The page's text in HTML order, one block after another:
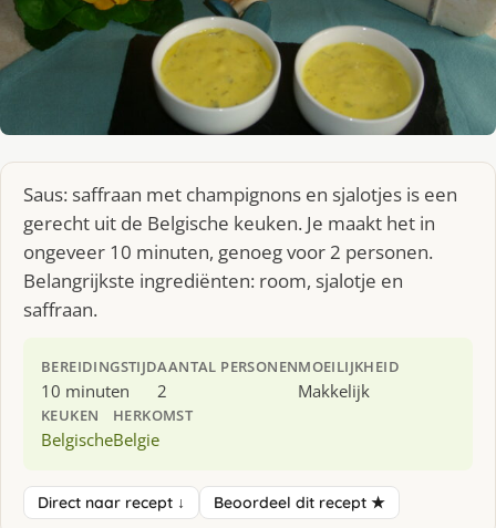
Saus: saffraan met champignons en sjalotjes is een
gerecht uit de Belgische keuken. Je maakt het in
ongeveer 10 minuten, genoeg voor 2 personen.
Belangrijkste ingrediënten: room, sjalotje en
saffraan.
BEREIDINGSTIJD
10 minuten
AANTAL PERSONEN
2
MOEILIJKHEID
Makkelijk
KEUKEN
Belgische
HERKOMST
Belgie
Direct naar recept ↓ Beoordeel dit recept ★